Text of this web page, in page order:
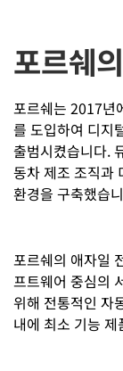
포르쉐
포르쉐는 2017년
를 도입하여 디지
출범시켰습니다.
동차 제조 조직과
환경을 구축했습
포르쉐의 애자일
프트웨어 중심의
위해 전통적인 자
내에 최소 기능